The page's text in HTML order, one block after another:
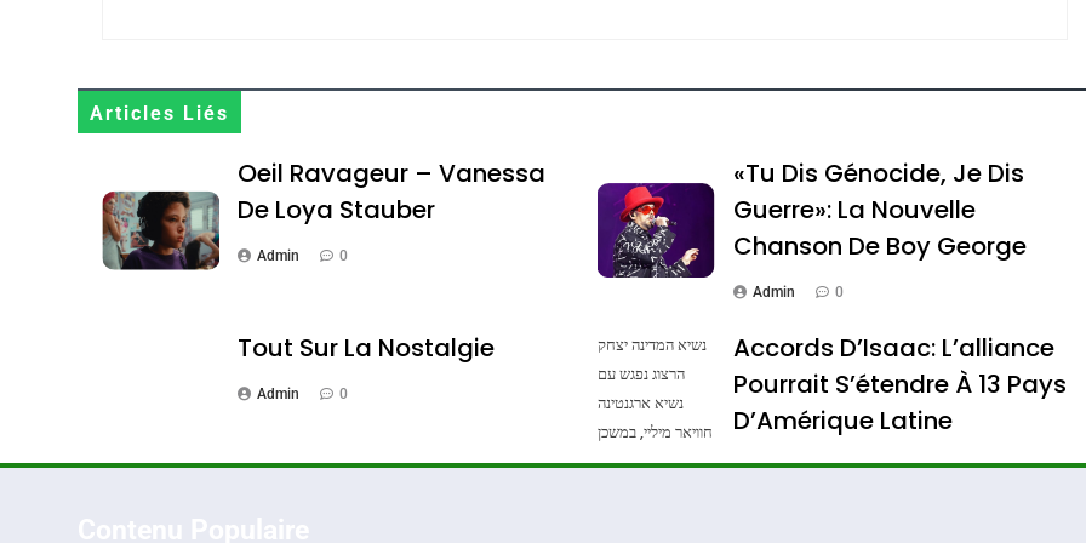
Articles Liés
Oeil Ravageur – Vanessa
De Loya Stauber
Admin 0
«Tu Dis Génocide, Je Dis
Guerre»: La Nouvelle
Chanson De Boy George
Admin 0
Tout Sur La Nostalgie
Admin 0
נשיא המדינה יצחק
הרצוג נפגש עם
נשיא ארגנטינה
חוויאר מיליי, במשכן
הנשיא בירושלים.
Accords D’Isaac: L’alliance
Pourrait S’étendre À 13 Pays
D’Amérique Latine
Admin 0
Terroir
Oeil Ravageur – Vanessa De Loya Stauber